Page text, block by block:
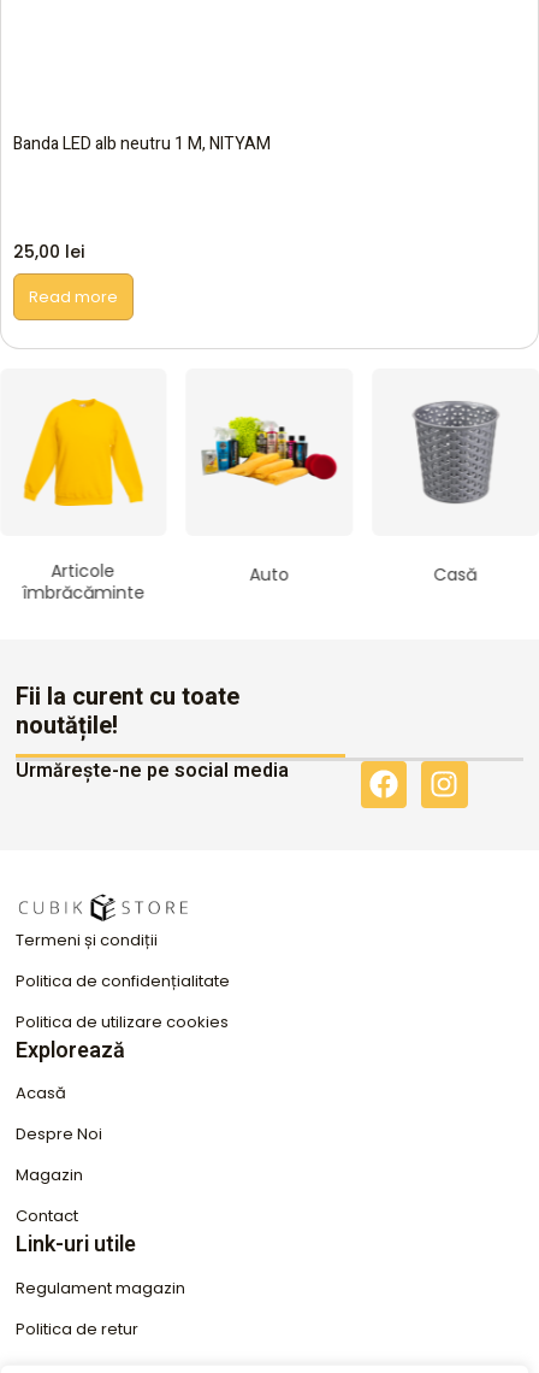
Banda LED alb neutru 1 M, NITYAM
25,00 lei
Read more
Articole
îmbrăcăminte
Auto Casă
Fii la curent cu toate
noutățile!
Urmărește-ne pe social media
F
a
I
n
Termeni și condiții
Politica de confidențialitate
Politica de utilizare cookies
Explorează
Acasă
Despre Noi
Magazin
Contact
Link-uri utile
Regulament magazin
Politica de retur